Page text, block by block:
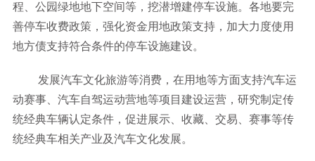
程、公园绿地地下空间等，挖潜增建停车设施。各地要完
善停车收费政策，强化资金用地政策支持，加大力度使用
地方债支持符合条件的停车设施建设。
发展汽车文化旅游等消费，在用地等方面支持汽车运
动赛事、汽车自驾运动营地等项目建设运营，研究制定传
统经典车辆认定条件，促进展示、收藏、交易、赛事等传
统经典车相关产业及汽车文化发展。